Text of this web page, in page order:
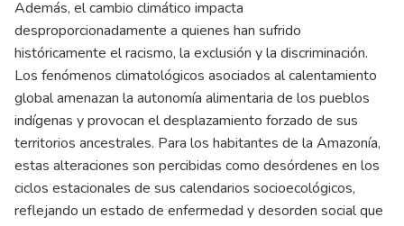
Además, el cambio climático impacta
desproporcionadamente a quienes han sufrido
históricamente el racismo, la exclusión y la discriminación.
Los fenómenos climatológicos asociados al calentamiento
global amenazan la autonomía alimentaria de los pueblos
indígenas y provocan el desplazamiento forzado de sus
territorios ancestrales. Para los habitantes de la Amazonía,
estas alteraciones son percibidas como desórdenes en los
ciclos estacionales de sus calendarios socioecológicos,
reflejando un estado de enfermedad y desorden social que